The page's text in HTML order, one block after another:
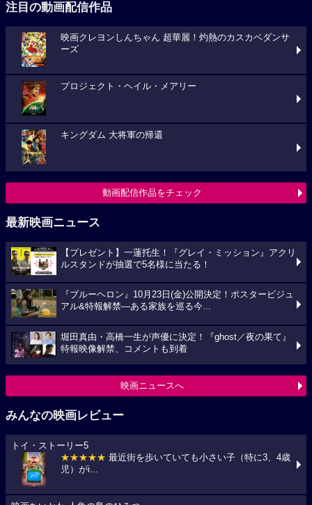
注目の動画配信作品
映画クレヨンしんちゃん 超華麗！灼熱のカスカベダンサ
ーズ
プロジェクト・ヘイル・メアリー
キングダム 大将軍の帰還
動画配信作品をチェック
最新映画ニュース
【プレゼント】一蓮托生！『グレイ・ミッション』アクリ
ルスタンドが抽選で5名様に当たる！
『ブルーヘロン』10月23日(金)公開決定！ポスタービジュ
アル&特報解禁―ある家族を巡る今...
堀田真由・高橋一生が声優に決定！『ghost／夜の果て』
特報映像解禁、コメントも到着
映画ニュースへ
みんなの映画レビュー
トイ・ストーリー5
★★★★★ 最近街を歩いていても小さい子（特に3、4歳
児）がi...